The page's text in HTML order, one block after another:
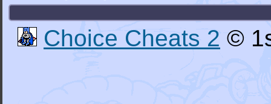
Choice Cheats 2 ©